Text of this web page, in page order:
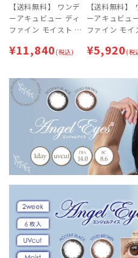
【送料無料】 ワンデ
ーアキュビュー ディ
ファイン モイスト フ
枚入)×8箱セット
¥11,840 (税込)
【送料無料】
ーアキュビュ
ファイン モイ
枚入)×4箱セッ
¥5,920 (税